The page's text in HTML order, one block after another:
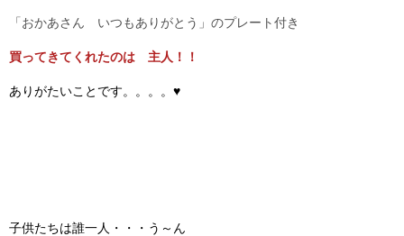
「おかあさん いつもありがとう」のプレート付き
買ってきてくれたのは 主人！！
ありがたいことです。。。。♥
子供たちは誰一人・・・う～ん